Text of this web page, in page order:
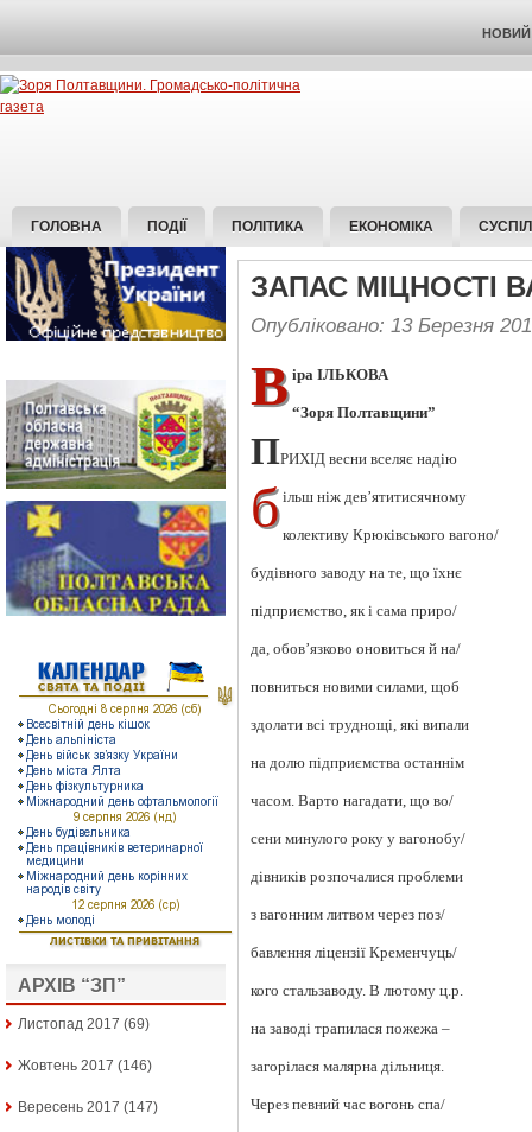
НОВИЙ
ГОЛОВНА ПОДІЇ ПОЛІТИКА ЕКОНОМІКА
АРХІВ “ЗП”
Листопад 2017 (69)
Жовтень 2017 (146)
Вересень 2017 (147)
ЗАПАС МІЦНОСТІ
Опубліковано: 13 Березня
В іра ІЛЬКОВА
“Зоря Полтавщини”
ПРИХІД весни вселяє надію
б ільш ніж дев’ятитисячному
колективу Крюківського вагоно/
будівного заводу на те, що їхнє
підприємство, як і сама приро/
да, обов’язково оновиться й на/
повниться новими силами, щоб
здолати всі труднощі, які випали
на долю підприємства останнім
часом. Варто нагадати, що во/
сени минулого року у вагонобу/
дівників розпочалися проблеми
з вагонним литвом через поз/
бавлення ліцензії Кременчуць/
кого стальзаводу. В лютому ц.р.
на заводі трапилася пожежа –
загорілася малярна дільниця.
Через певний час вогонь спа/